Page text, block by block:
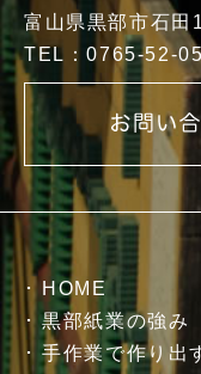
富山県黒部市石田
TEL：0765-52-
HOME
黒部紙業の強み
手作業で作り出